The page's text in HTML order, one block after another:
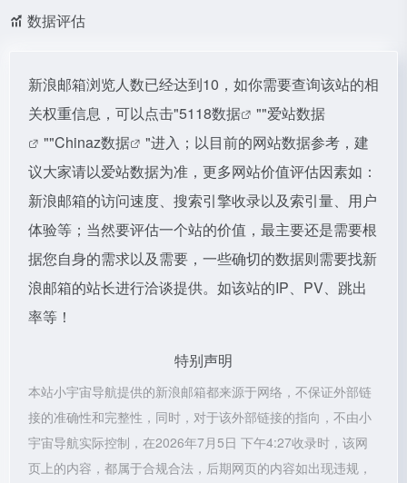
数据评估
新浪邮箱浏览人数已经达到10，如你需要查询该站的相
关权重信息，可以点击"5118数据 ""爱站数据
""Chinaz数据
"进入；以目前的网站数据参考，建
议大家请以爱站数据为准，更多网站价值评估因素如：
新浪邮箱的访问速度、搜索引擎收录以及索引量、用户
体验等；当然要评估一个站的价值，最主要还是需要根
据您自身的需求以及需要，一些确切的数据则需要找新
浪邮箱的站长进行洽谈提供。如该站的IP、PV、跳出
率等！
特别声明
本站小宇宙导航提供的新浪邮箱都来源于网络，不保证外部链
接的准确性和完整性，同时，对于该外部链接的指向，不由小
宇宙导航实际控制，在2026年7月5日 下午4:27收录时，该网
页上的内容，都属于合规合法，后期网页的内容如出现违规，